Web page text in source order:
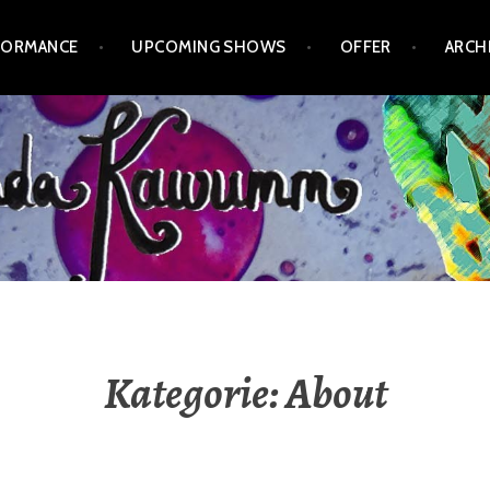
UPCOMING SHOWS OFFER
Kategorie:About